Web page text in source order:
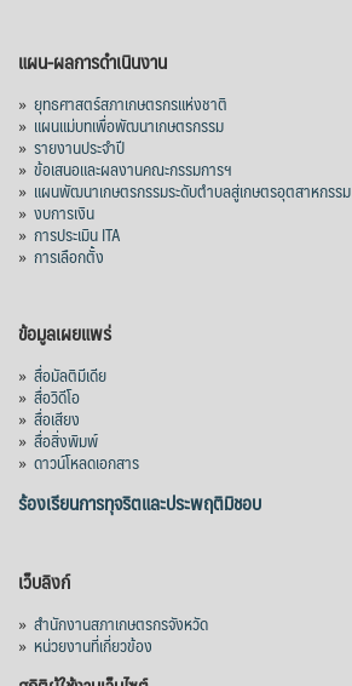
แผน-ผลการดำเนินงาน
» ยุทธศาสตร์สภาเกษตรกรแห่งชาติ
» แผนแม่บทเพื่อพัฒนาเกษตรกรรม
» รายงานประจำปี
» ข้อเสนอและผลงานคณะกรรมการฯ
» แผนพัฒนาเกษตรกรรมระดับตำบลสู่เกษตรอุตสาหกรรม
» งบการเงิน
» การประเมิน ITA
» การเลือกตั้ง
ข้อมูลเผยแพร่
» สื่อมัลติมีเดีย
» สื่อวิดีโอ
» สื่อเสียง
» สื่อสิ่งพิมพ์
» ดาวน์โหลดเอกสาร
ร้องเรียนการทุจริตและประพฤติมิชอบ
เว็บลิงก์
» สำนักงานสภาเกษตรกรจังหวัด
» หน่วยงานที่เกี่ยวข้อง